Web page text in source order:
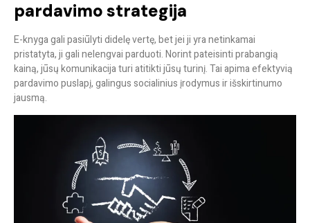
pardavimo strategija
E-knyga gali pasiūlyti didelę vertę, bet jei ji yra netinkamai
pristatyta, ji gali nelengvai parduoti. Norint pateisinti prabangią
kainą, jūsų komunikacija turi atitikti jūsų turinį. Tai apima efektyvią
pardavimo puslapį, galingus socialinius įrodymus ir išskirtinumo
jausmą.